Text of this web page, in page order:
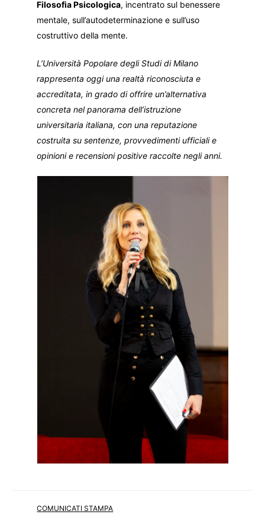
Filosofia Psicologica, incentrato sul benessere
mentale, sull’autodeterminazione e sull’uso
costruttivo della mente.
L’Università Popolare degli Studi di Milano
rappresenta oggi una realtà riconosciuta e
accreditata, in grado di offrire un’alternativa
concreta nel panorama dell’istruzione
universitaria italiana, con una reputazione
costruita su sentenze, provvedimenti ufficiali e
opinioni e recensioni positive raccolte negli anni.
COMUNICATI STAMPA